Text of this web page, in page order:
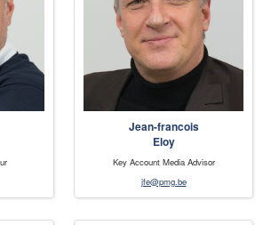
Jean-francois
Eloy
Key Account Media Advisor
jfe@pmg.be